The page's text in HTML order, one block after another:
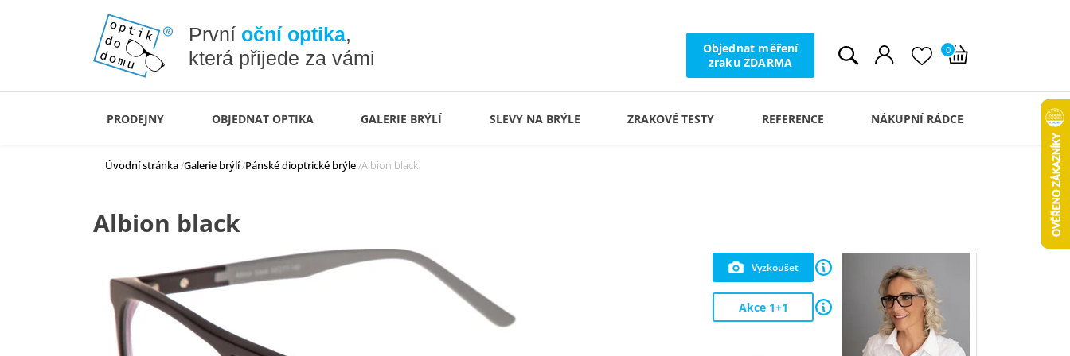
0
Objednat měření
zraku ZDARMA
První oční optika,
která přijede za vámi
PRODEJNY OBJEDNAT OPTIKA GALERIE BRÝLÍ SLEVY NA BRÝLE ZRAKOVÉ TESTY REFERENCE NÁKUPNÍ RÁDCE
Úvodní stránka Galerie brýlí Pánské dioptrické brýle Albion black
Albion black
Vyzkoušet
Akce 1+1